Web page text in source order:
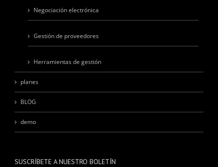
Negociación electrónica
Gestión de proveedores
Herramientas de gestión
planes
BLOG
demo
SUSCRÍBETE A NUESTRO BOLETÍN